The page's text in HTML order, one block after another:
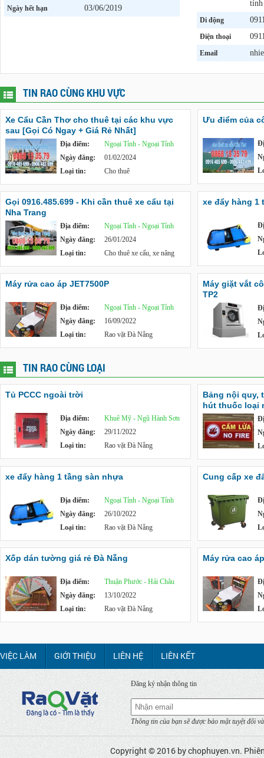
Ngày hết hạn 03/06/2019
Di động
Điện thoại
Email
TIN RAO CÙNG KHU VỰC
Xe Cẩu Cần Thơ cho thuê tại các khu vực
sau [Gọi Có Ngay + Giá Rẻ Nhất]
Địa điểm:
Ngoại Tỉnh - Ngoại Tỉnh
Ngày đăng:
01/02/2024
Loại tin:
Cho thuê
Ưu điểm của
Gọi 0916.485.699 - Khi cần thuê xe cẩu tại
Nha Trang
Địa điểm:
Ngoại Tỉnh - Ngoại Tỉnh
Ngày đăng:
26/01/2024
Loại tin:
Cho thuê xe cẩu, xe nâng
xe đẩy hàng 1
Máy rửa cao áp JET7500P
Địa điểm:
Ngoại Tỉnh - Ngoại Tỉnh
Ngày đăng:
16/09/2022
Loại tin:
Rao vặt Đà Nẵng
Máy giặt vắt
TP2
TIN RAO CÙNG LOẠI
Tủ PCCC ngoài trời
Địa điểm:
Khuê Mỹ - Ngũ Hành Sơn
Ngày đăng:
29/11/2022
Loại tin:
Rao vặt Đà Nẵng
Bảng nội quy,
hút thuốc loại
xe đẩy hàng 1 tầng sàn nhựa
Địa điểm:
Ngoại Tỉnh - Ngoại Tỉnh
Ngày đăng:
26/10/2022
Loại tin:
Rao vặt Đà Nẵng
Cung cấp xe
Xốp dán tường giá rẻ Đà Nẵng
Địa điểm:
Thuận Phước - Hải Châu
Ngày đăng:
13/10/2022
Loại tin:
Rao vặt Đà Nẵng
Máy rửa cao
VIỆC LÀM GIỚI THIỆU LIÊN HỆ LIÊN KẾT
Đăng ký nhận thông tin
Thông tin của bạn sẽ được bảo mật tuyệt đối
Copyright © 2016 bychophuyen.vn.